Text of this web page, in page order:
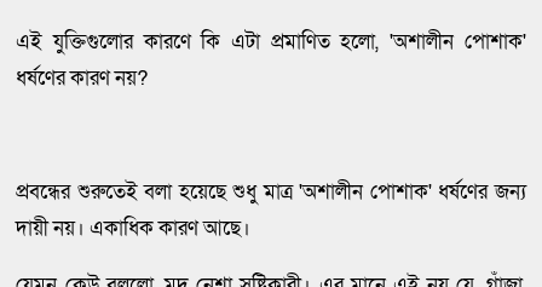
এই যুক্তিগুলোর কারণে কি এটা প্রমাণিত হলো, 'অশালীন পোশাক'
ধর্ষণের কারণ নয়?
প্রবন্ধের শুরুতেই বলা হয়েছে শুধু মাত্র 'অশালীন পোশাক' ধর্ষণের জন্য
দায়ী নয়। একাধিক কারণ আছে।